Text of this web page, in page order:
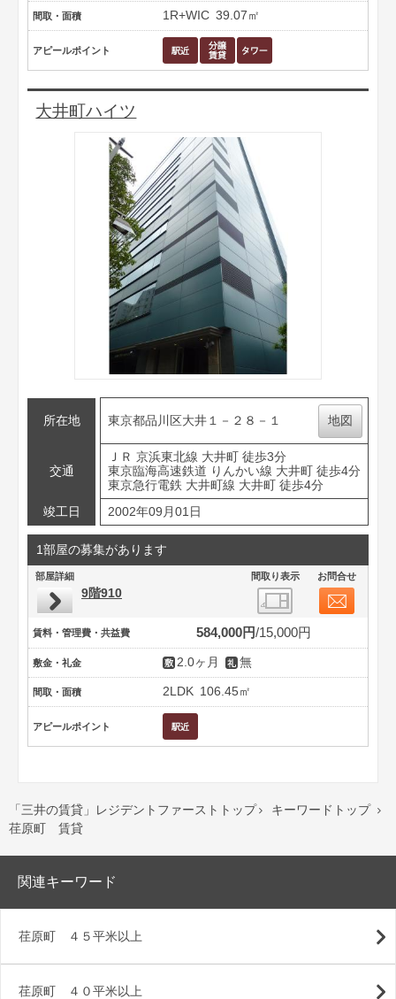
間取・面積 1R+WIC 39.07㎡
アピールポイント
大井町ハイツ
所在地 東京都品川区大井１－２８－１ 地図
交通
ＪＲ 京浜東北線 大井町 徒歩3分
東京臨海高速鉄道 りんかい線 大井町 徒歩4分
東京急行電鉄 大井町線 大井町 徒歩4分
竣工日
2002年09月01日
1部屋の募集があります
部屋詳細 間取り表示 お問合せ
9階910
賃料・管理費・共益費 584,000円 15,000円
敷金・礼金 2.0ヶ月 無
間取・面積 2LDK 106.45㎡
アピールポイント
「三井の賃貸」レジデントファーストトップ  キーワードトップ 
荏原町 賃貸
関連キーワード
荏原町 ４５平米以上
荏原町 ４０平米以上